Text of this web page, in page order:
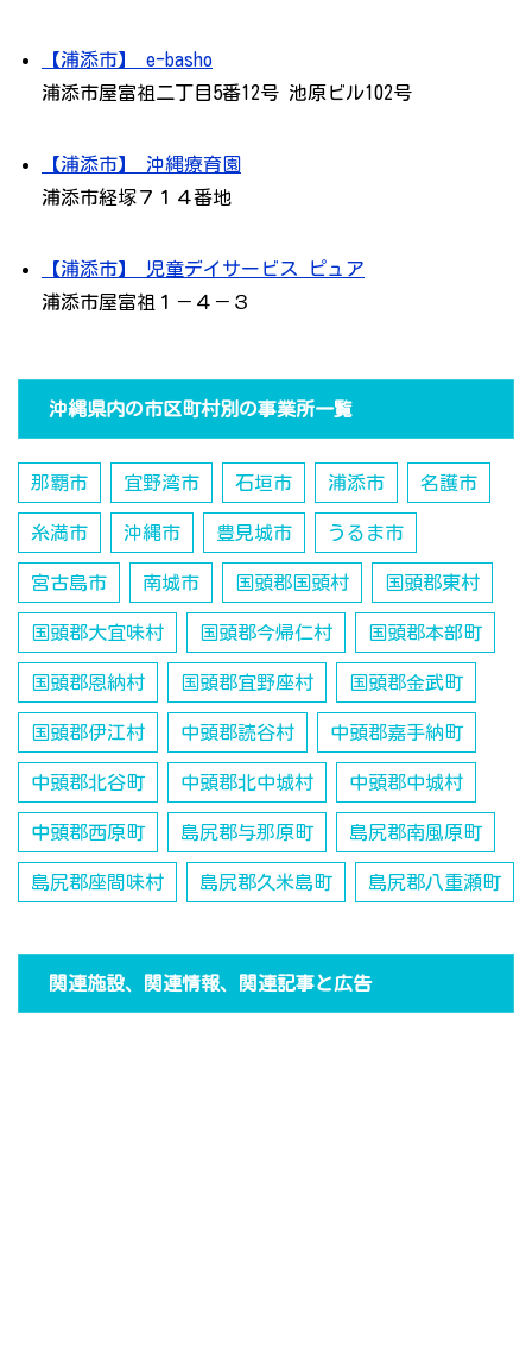
【浦添市】 e-basho
浦添市屋富祖二丁目5番12号 池原ビル102号
【浦添市】 沖縄療育園
浦添市経塚７１４番地
【浦添市】 児童デイサービス ピュア
浦添市屋富祖１－４－３
沖縄県内の市区町村別の事業所一覧
那覇市 宜野湾市 石垣市 浦添市 名護市
糸満市 沖縄市 豊見城市 うるま市
宮古島市 南城市 国頭郡国頭村 国頭郡東村
国頭郡大宜味村 国頭郡今帰仁村 国頭郡本部町
国頭郡恩納村 国頭郡宜野座村 国頭郡金武町
国頭郡伊江村 中頭郡読谷村 中頭郡嘉手納町
中頭郡北谷町 中頭郡北中城村 中頭郡中城村
中頭郡西原町 島尻郡与那原町 島尻郡南風原町
島尻郡座間味村 島尻郡久米島町 島尻郡八重瀬町
関連施設、関連情報、関連記事と広告